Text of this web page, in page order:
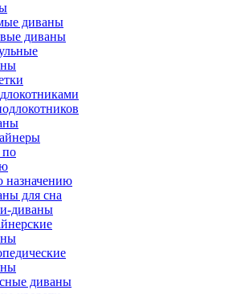
диваны
диваны
назначению
для сна
диваны
диваны